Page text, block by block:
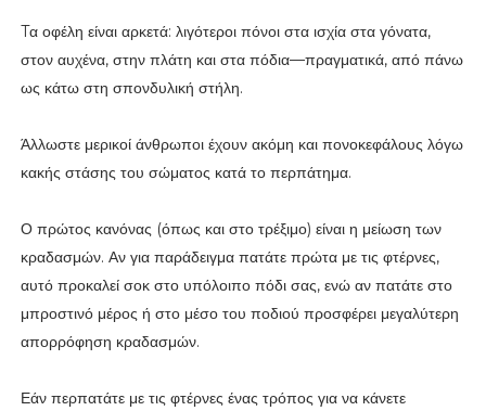
Tα οφέλη είναι αρκετά: λιγότεροι πόνοι στα ισχία στα γόνατα,
στον αυχένα, στην πλάτη και στα πόδια—πραγματικά, από πάνω
ως κάτω στη σπονδυλική στήλη.
Άλλωστε μερικοί άνθρωποι έχουν ακόμη και πονοκεφάλους λόγω
κακής στάσης του σώματος κατά το περπάτημα.
Ο πρώτος κανόνας (όπως και στο τρέξιμο) είναι η μείωση των
κραδασμών. Αν για παράδειγμα πατάτε πρώτα με τις φτέρνες,
αυτό προκαλεί σοκ στο υπόλοιπο πόδι σας, ενώ αν πατάτε στο
μπροστινό μέρος ή στο μέσο του ποδιού προσφέρει μεγαλύτερη
απορρόφηση κραδασμών.
Εάν περπατάτε με τις φτέρνες ένας τρόπος για να κάνετε